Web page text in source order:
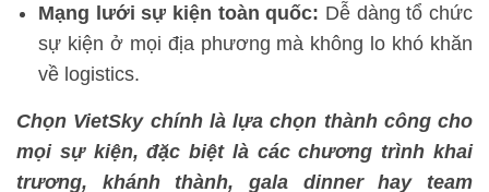
Mạng lưới sự kiện toàn quốc: Dễ dàng tổ chức
sự kiện ở mọi địa phương mà không lo khó khăn
về logistics.
Chọn VietSky chính là lựa chọn thành công cho
mọi sự kiện, đặc biệt là các chương trình khai
trương, khánh thành, gala dinner hay team